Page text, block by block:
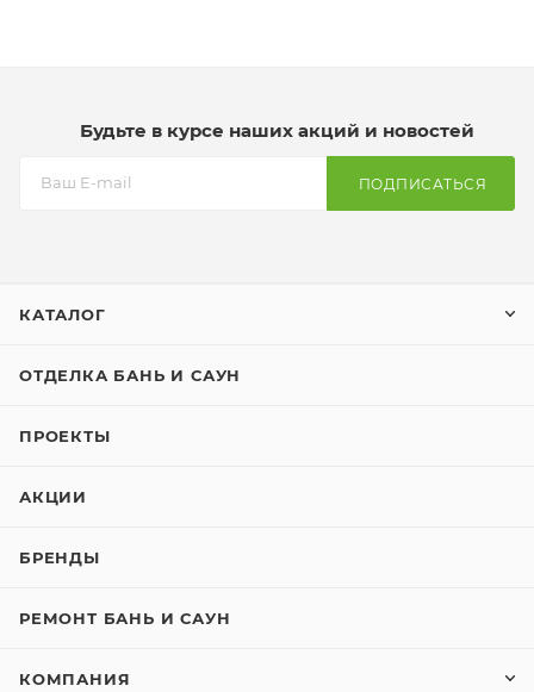
Будьте в курсе наших акций и новостей
ПОДПИСАТЬСЯ
КАТАЛОГ
ОТДЕЛКА БАНЬ И САУН
ПРОЕКТЫ
АКЦИИ
БРЕНДЫ
РЕМОНТ БАНЬ И САУН
КОМПАНИЯ